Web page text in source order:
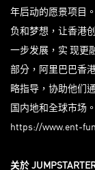
年启动的愿景项目
负和梦想，让香港
一步发展，实 现更
部分，阿里巴巴香
略指导，协助他们
国内地和全球市场
https://www.ent-
关於